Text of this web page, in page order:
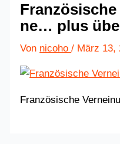
ne… plus
Von nicoho/ März 13,
Französische